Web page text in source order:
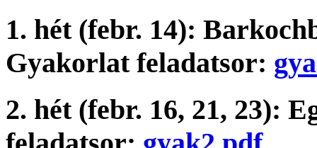
1. hét (febr. 14):
Gyakorlat feladatsor:
2. hét (febr. 16, 21, 23):